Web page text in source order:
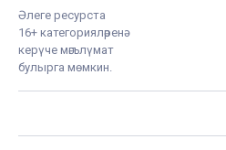
Әлеге ресурста
16+ категорияләренә
керүче мәгълүмат
булырга мөмкин.